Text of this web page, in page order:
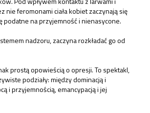
nie feromonami ciała kobiet zaczynają się
podatne na przyjemność i nienasycone.
nadzoru, zaczyna rozkładać go od
prostą opowieścią o opresji. To spektakl,
podziały: między dominacją i
i przyjemnością, emancypacją i jej